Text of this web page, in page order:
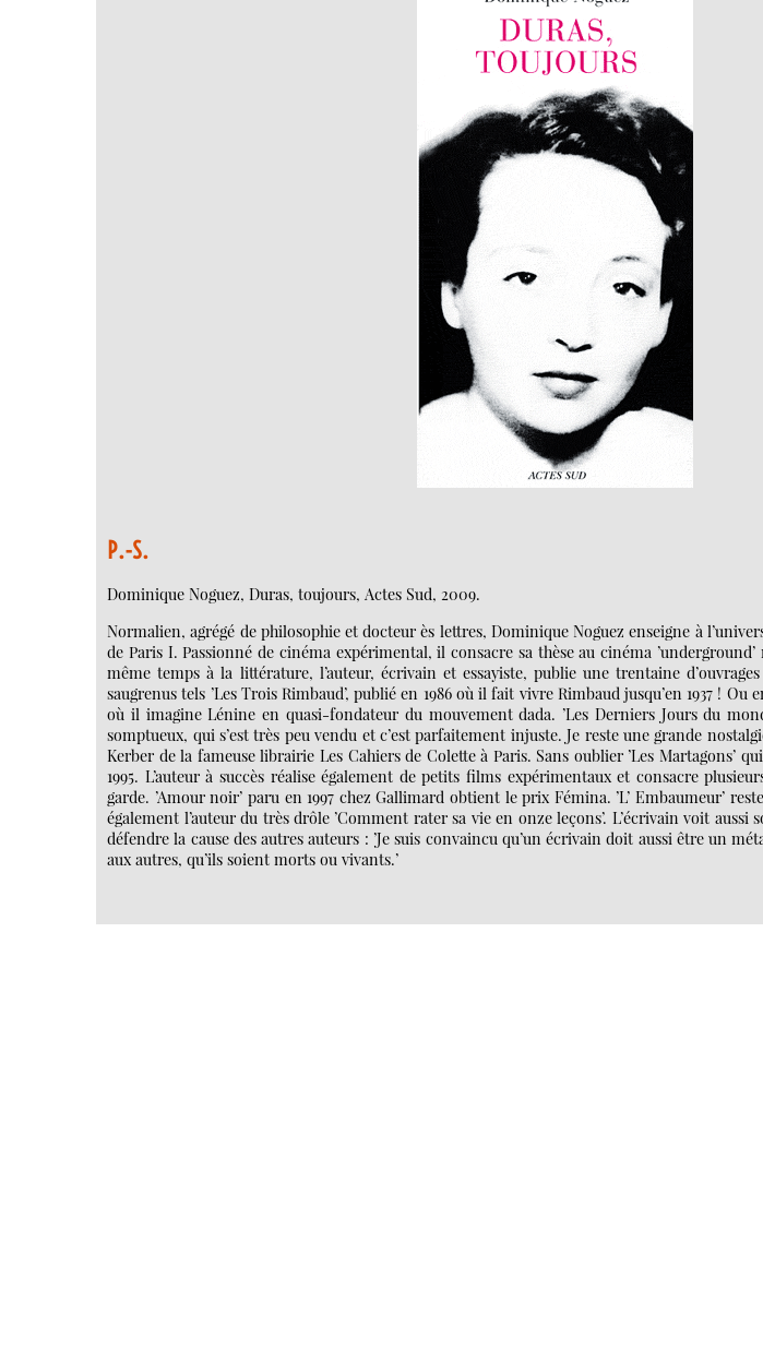
P.-S.
Dominique Noguez, Duras, toujours, Actes Sud, 2009.
Normalien, agrégé de philosophie et docteur ès lettres, Dominique Noguez enseigne à
de Paris I. Passionné de cinéma expérimental, il consacre sa thèse au cinéma
même temps à la littérature, l’auteur, écrivain et essayiste, publie une trentaine
saugrenus tels ’Les Trois Rimbaud’, publié en 1986 où il fait vivre Rimbaud jusqu’en 1937 ! Ou
où il imagine Lénine en quasi-fondateur du mouvement dada. ’Les Derniers Jours du
somptueux, qui s’est très peu vendu et c’est parfaitement injuste. Je reste une grande
Kerber de la fameuse librairie Les Cahiers de Colette à Paris. Sans oublier ’Les Martagons’
1995. L’auteur à succès réalise également de petits films expérimentaux et consacre
garde. ’Amour noir’ paru en 1997 chez Gallimard obtient le prix Fémina. ’L’ Embaumeur’
également l’auteur du très drôle ’Comment rater sa vie en onze leçons’. L’écrivain voit
défendre la cause des autres auteurs : ’Je suis convaincu qu’un écrivain doit aussi être un
aux autres, qu’ils soient morts ou vivants.’